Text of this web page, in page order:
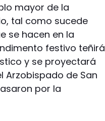
mayor de la
tal como sucede
se hacen en la
festivo teñirá
y se proyectará
Arzobispado de San
por la